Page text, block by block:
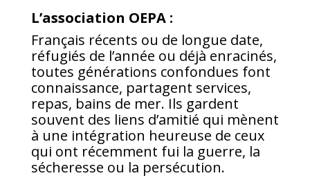
L’association OEPA :
Français récents ou de longue date,
réfugiés de l’année ou déjà enracinés,
toutes générations confondues font
connaissance, partagent services,
repas, bains de mer. Ils gardent
souvent des liens d’amitié qui mènent
à une intégration heureuse de ceux
qui ont récemment fui la guerre, la
sécheresse ou la persécution.